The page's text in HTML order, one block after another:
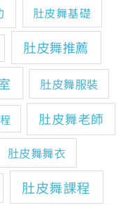
肚皮舞基礎
肚皮舞推薦
肚皮舞服裝
肚皮舞老師
肚皮舞舞衣
肚皮舞課程